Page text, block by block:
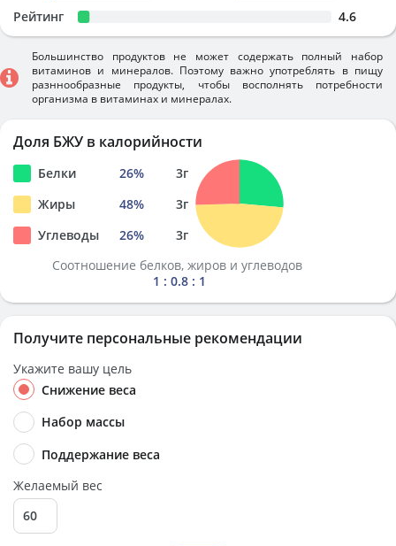
Рейтинг 4.6
Большинство продуктов не может содержать полный набор
витаминов и минералов. Поэтому важно употреблять в пищу
разннообразные продукты, чтобы восполнять потребности
организма в витаминах и минералах.
Доля БЖУ в калорийности
Белки 26% 3г
Жиры
48% 3г
Углеводы
26% 3г
Соотношение белков, жиров и углеводов
1 : 0.8 : 1
Получите персональные рекомендации
Укажите вашу цель
Снижение веса
Набор массы
Поддержание веса
Желаемый вес